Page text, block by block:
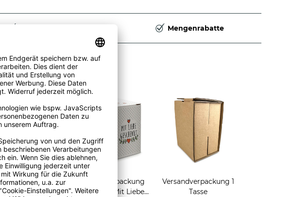
Mengenrabatte
Verpackungen
1
mit Fenster
Geschenkverpackung
für Tassen - Mit Liebe
Versandverpackung 1
Tasse